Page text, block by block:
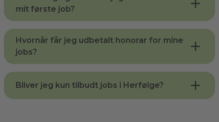
mit første job?
Hvornår får jeg udbetalt honorar for mine
jobs?
Bliver jeg kun tilbudt jobs i Herfølge?